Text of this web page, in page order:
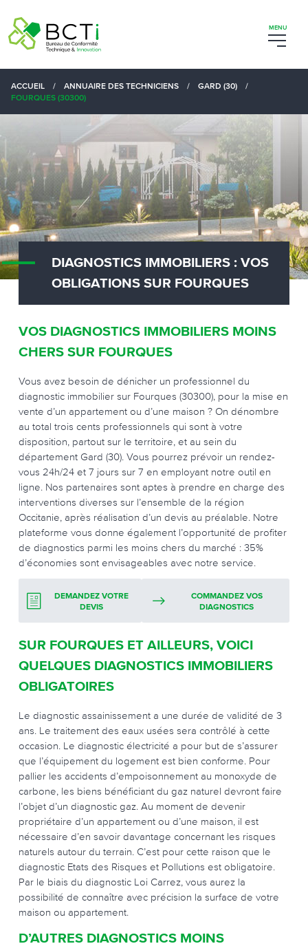
ACCUEIL / ANNUAIRE DES TECHNICIENS / GARD (30)
/
FOURQUES (30300)
DIAGNOSTICS IMMOBILIERS : VOS
OBLIGATIONS SUR FOURQUES
VOS DIAGNOSTICS IMMOBILIERS MOINS
CHERS SUR FOURQUES
Vous avez besoin de dénicher un professionnel du
diagnostic immobilier sur Fourques (30300), pour la mise en
vente d’un appartement ou d’une maison ? On dénombre
au total trois cents professionnels qui sont à votre
disposition, partout sur le territoire, et au sein du
département Gard (30). Vous pourrez prévoir un rendez-
vous 24h/24 et 7 jours sur 7 en employant notre outil en
ligne. Nos partenaires sont aptes à prendre en charge des
interventions diverses sur l’ensemble de la région
Occitanie, après réalisation d’un devis au préalable. Notre
plateforme vous donne également l’opportunité de profiter
de diagnostics parmi les moins chers du marché : 35%
d’économies sont envisageables avec notre service.
DEMANDEZ VOTRE
DEVIS
COMMANDEZ VOS
DIAGNOSTICS
SUR FOURQUES ET AILLEURS, VOICI
QUELQUES DIAGNOSTICS IMMOBILIERS
OBLIGATOIRES
Le diagnostic assainissement a une durée de validité de 3
ans. Le traitement des eaux usées sera contrôlé à cette
occasion. Le diagnostic électricité a pour but de s’assurer
que l’équipement du logement est bien conforme. Pour
pallier les accidents d’empoisonnement au monoxyde de
carbone, les biens bénéficiant du gaz naturel devront faire
l’objet d’un diagnostic gaz. Au moment de devenir
propriétaire d’un appartement ou d’une maison, il est
nécessaire d’en savoir davantage concernant les risques
naturels autour du terrain. C’est pour cette raison que le
diagnostic Etats des Risques et Pollutions est obligatoire.
Par le biais du diagnostic Loi Carrez, vous aurez la
possibilité de connaître avec précision la surface de votre
maison ou appartement.
D’AUTRES DIAGNOSTICS MOINS